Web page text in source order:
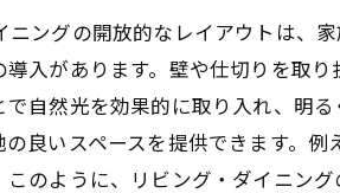
ングの開放的なレイアウトは、
入があります。壁や仕切りを取
自然光を効果的に取り入れ、明
良いスペースを提供できます。
のように、リビング・ダイニン